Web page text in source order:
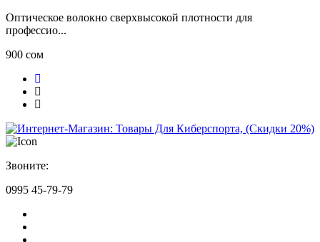
Оптическое волокно сверхвысокой плотности для
профессио...
900 сом
Звоните:
0995 45-79-79